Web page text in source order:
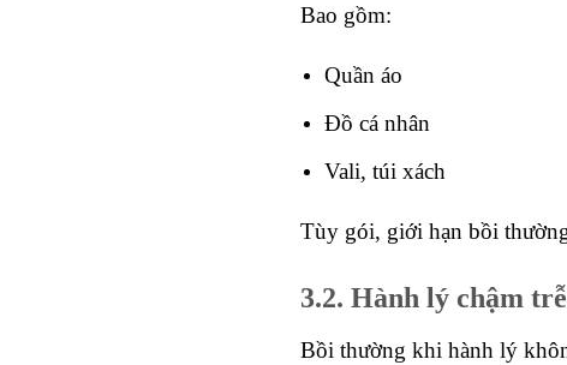
Bao gồm:
Quần áo
Đồ cá nhân
Vali, túi xách
Tùy gói, giới hạn bồi
3.2. Hành lý chậm trễ
Bồi thường khi hành lý